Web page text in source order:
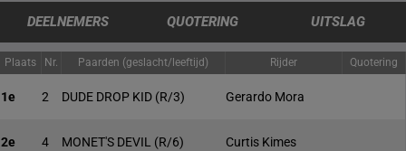
DEELNEMERS QUOTERING UITSLAG
Plaats Nr. Paarden (geslacht/leeftijd) Rijder Quotering
1e 2 DUDE DROP KID (R/3) Gerardo Mora
2e 4 MONET'S DEVIL (R/6) Curtis Kimes